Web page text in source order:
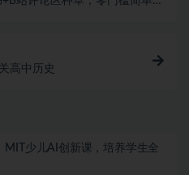
高中历史
MIT少儿AI创新课，培养学生全